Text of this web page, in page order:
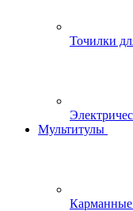
Точилки
Мультитулы
Карманные